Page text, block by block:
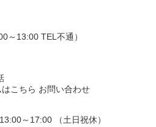
～13:00 TEL不通）
お問い合わせ
～17:00 （土日祝休）